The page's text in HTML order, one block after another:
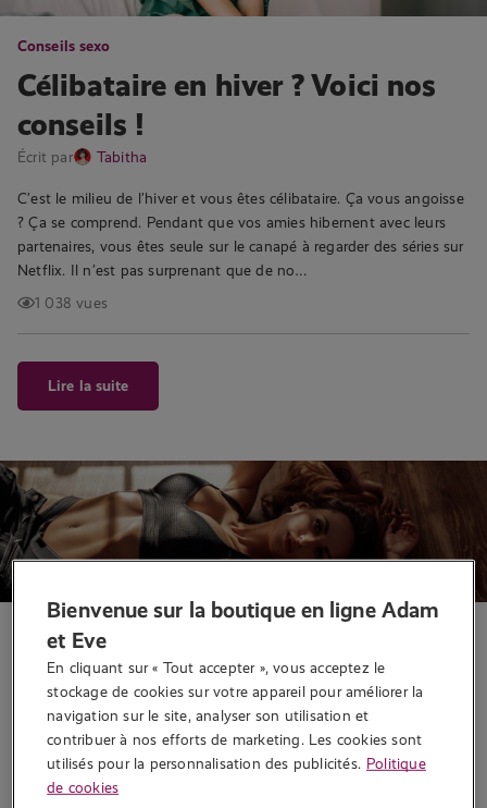
Conseils sexo
Célibataire en hiver ? Voici nos
conseils !
Écrit par Tabitha
C’est le milieu de l’hiver et vous êtes célibataire. Ça vous angoisse
? Ça se comprend. Pendant que vos amies hibernent avec leurs
partenaires, vous êtes seule sur le canapé à regarder des séries sur
Netflix. Il n’est pas surprenant que de no…
1 038 vues
Lire la suite
Sextoys
Célibataire le jour de la Saint-
Valentin ?
Écrit par Tabitha
C’est la Saint-Valentin et vous êtes célibataire. C’est un peu triste
Bienvenue sur la boutique en ligne Adam
et Eve
En cliquant sur « Tout accepter », vous acceptez le
stockage de cookies sur votre appareil pour améliorer la
navigation sur le site, analyser son utilisation et
contribuer à nos efforts de marketing. Les cookies sont
utilisés pour la personnalisation des publicités. Politique
de cookies